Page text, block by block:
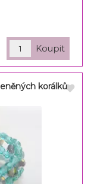
korálků